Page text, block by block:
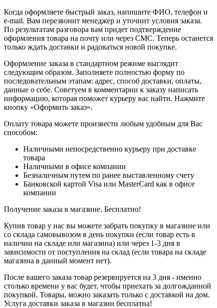
Когда оформляете быстрый заказ, напишите ФИО, телефон и
e-mail. Вам перезвонит менеджер и уточнит условия заказа.
По результатам разговора вам придет подтверждение
оформления товара на почту или через СМС. Теперь останется
только ждать доставки и радоваться новой покупке.
Оформление заказа в стандартном режиме выглядит
следующим образом. Заполняете полностью форму по
последовательным этапам: адрес, способ доставки, оплаты,
данные о себе. Советуем в комментарии к заказу написать
информацию, которая поможет курьеру вас найти. Нажмите
кнопку «Оформить заказ».
Оплату товара можете произвести любым удобным для Вас
способом:
Наличными непосредственно курьеру при доставке
товара
Наличными в офисе компании
Безналичным путем по ранее выставленному счету
Банковской картой Visa или MasterCard как в офисе
компании
Получение заказа в магазине. Бесплатно!
Купив товар у нас вы можете забрать покупку в магазине или
со склада самовывозом в день покупки (если товар есть в
наличии на складе или магазина) или через 1-3 дня в
зависимости от поступления на склад (если товара на складе
магазина в данный момент нет).
После вашего заказа товар резервируется на 3 дня - именно
столько времени у вас будет, чтобы приехать за долгожданной
покупкой. Товары, можно заказать только с доставкой на дом.
Услуга доставки заказа в магазин бесплатна!